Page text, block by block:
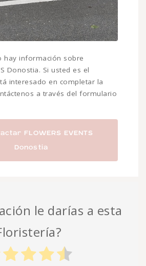
hay información sobre
Donostia. Si usted es el
interesado en completar la
a través del formulario
FLOWERS EVENTS
Donostia
le darías a esta